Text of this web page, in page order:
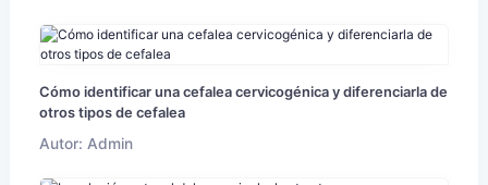
Cómo identificar una cefalea cervicogénica y diferenciarla de
otros tipos de cefalea
Autor: Admin